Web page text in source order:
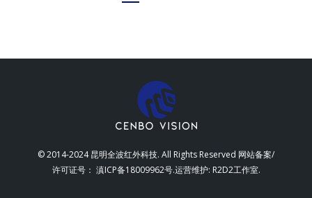
© 2014-2024 昆明全波红外科技. All Rights Reserved 网站备案/
许可证号： 滇ICP备18009962号.运营维护: R2D2工作室.